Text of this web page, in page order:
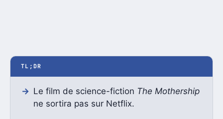
TL;DR
Le film de science-fiction The Mothership
ne sortira pas sur Netflix.